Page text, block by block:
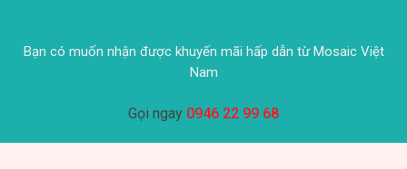
Bạn có muốn nhận được khuyến mãi hấp dẫn từ Mosaic Việt
Nam
Gọi ngay 0946 22 99 68